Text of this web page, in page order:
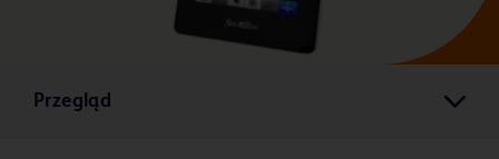
Przegląd